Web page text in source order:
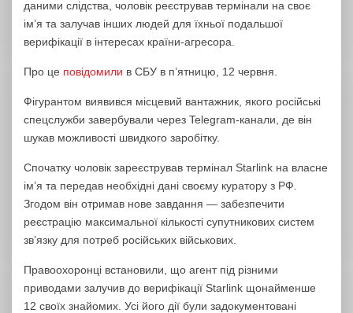
даними слідства, чоловік реєстрував термінали на своє
ім’я та залучав інших людей для їхньої подальшої
верифікації в інтересах країни-агресора.
Про це повідомили в СБУ в п’ятницю, 12 червня.
Фігурантом виявився місцевий вантажник, якого російські
спецслужби завербували через Telegram-канали, де він
шукав можливості швидкого заробітку.
Спочатку чоловік зареєстрував термінал Starlink на власне
ім’я та передав необхідні дані своєму куратору з РФ.
Згодом він отримав нове завдання — забезпечити
реєстрацію максимальної кількості супутникових систем
зв’язку для потреб російських військових.
Правоохоронці встановили, що агент під різними
приводами залучив до верифікації Starlink щонайменше
12 своїх знайомих. Усі його дії були задокументовані